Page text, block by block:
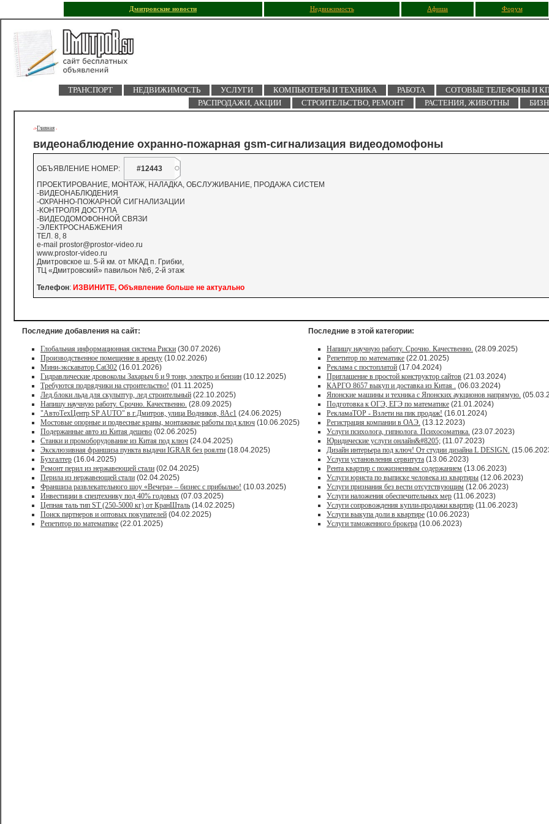
Дмитровские новости Недвижимость Афиша Форум
ТРАНСПОРТ НЕДВИЖИМОСТЬ УСЛУГИ КОМПЬЮТЕРЫ И ТЕХНИКА РАБОТА СОТОВЫЕ ТЕЛЕФОНЫ И
РАСПРОДАЖИ, АКЦИИ
СТРОИТЕЛЬСТВО, РЕМОНТ РАСТЕНИЯ, ЖИВОТНЫ
->Главная -
видеонаблюдение охранно-пожарная gsm-сигнализация видеодомофоны
ОБЪЯВЛЕНИЕ НОМЕР:
#12443
ПРОЕКТИРОВАНИЕ, МОНТАЖ, НАЛАДКА, ОБСЛУЖИВАНИЕ, ПРОДАЖА СИСТЕМ
-ВИДЕОНАБЛЮДЕНИЯ
-ОХРАННО-ПОЖАРНОЙ СИГНАЛИЗАЦИИ
-КОНТРОЛЯ ДОСТУПА
-ВИДЕОДОМОФОННОЙ СВЯЗИ
-ЭЛЕКТРОСНАБЖЕНИЯ
ТЕЛ. 8, 8
e-mail prostor@prostor-video.ru
www.prostor-video.ru
Дмитровское ш. 5-й км. от МКАД п. Грибки,
ТЦ «Дмитровский» павильон №6, 2-й этаж
Телефон: ИЗВИНИТЕ, Объявление больше не актуально
Последние добавления на сайт:
Глобальная информационная система Риски (30.07.2026)
Производственное помещение в аренду (10.02.2026)
Мини-экскаватор Cat302 (16.01.2026)
Гидравлические дровоколы Захарыч 6 и 9 тонн, электро и бензин (10.12.2025)
Требуются подрядчики на строительство! (01.11.2025)
Лед,блоки льда для скульптур, лед строительный (22.10.2025)
Напишу научную работу. Срочно. Качественно. (28.09.2025)
"АвтоТехЦентр SP AUTO" в г.Дмитров, улица Водников, 8Ас1 (24.06.2025)
Мостовые опорные и подвесные краны, монтажные работы под ключ (10.06.2025)
Подержанные авто из Китая дешево (02.06.2025)
Станки и промоборудование из Китая под ключ (24.04.2025)
Эксклюзивная франшиза пункта выдачи IGRAR без роялти (18.04.2025)
Бухгалтер (16.04.2025)
Ремонт перил из нержавеющей стали (02.04.2025)
Перила из нержавеющей стали (02.04.2025)
Франшиза развлекательного шоу «Вечера» – бизнес с прибылью! (10.03.2025)
Инвестиции в спецтехнику под 40% годовых (07.03.2025)
Цепная таль тип ST (250-5000 кг) от КранШталь (14.02.2025)
Поиск партнеров и оптовых покупателей (04.02.2025)
Репетитор по математике (22.01.2025)
Последние в этой категории:
Напишу научную работу. Срочно. Качественно. (28.09.2025)
Репетитор по математике (22.01.2025)
Реклама с постоплатой (17.04.2024)
Приглашение в простой конструктор сайтов (21.03.2024)
КАРГО 8657 выкуп и доставка из Китая . (06.03.2024)
Японские машины и техника с Японских аукционов напрямую.
Подготовка к ОГЭ, ЕГЭ по математике (21.01.2024)
РекламаТОР - Взлети на пик продаж! (16.01.2024)
Регистрация компании в ОАЭ. (13.12.2023)
Услуги психолога, гипнолога. Психосоматика. (23.07.2023)
Юридические услуги онлайн&#8205; (11.07.2023)
Дизайн интерьера под ключ! От студии дизайна L DESIGN.
Услуги установления сервитута (13.06.2023)
Рента квартир с пожизненным содержанием (13.06.2023)
Услуги юриста по выписке человека из квартиры (12.06.2023)
Услуги признания без вести отсутствующим (12.06.2023)
Услуги наложения обеспечительных мер (11.06.2023)
Услуги сопровождения купли-продажи квартир (11.06.2023)
Услуги выкупа доли в квартире (10.06.2023)
Услуги таможенного брокера (10.06.2023)